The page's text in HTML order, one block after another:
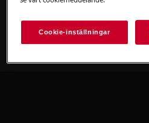
Cookie-inställningar